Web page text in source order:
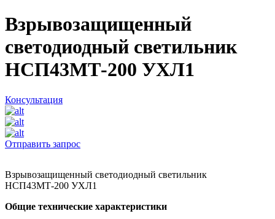
Взрывозащищенный
светодиодный светильник
НСП43МТ-200 УХЛ1
Консультация
Отправить запрос
Взрывозащищенный светодиодный светильник
НСП43МТ-200 УХЛ1
Общие технические характеристики